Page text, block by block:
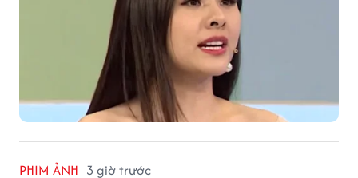
PHIM ẢNH 3 giờ trước